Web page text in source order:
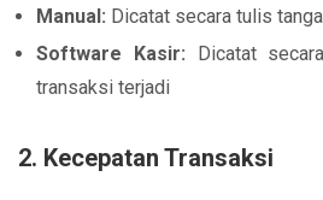
Manual: Dicatat secara tulis
Software Kasir: Dicatat
transaksi terjadi
2. Kecepatan Transaksi